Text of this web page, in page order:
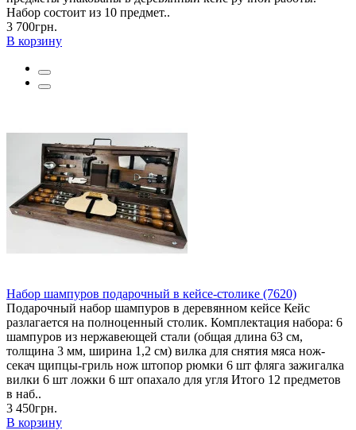
Набор состоит из 10 предмет..
3 700грн.
В корзину
Набор шампуров подарочный в кейсе-столике (7620)
Подарочный набор шампуров в деревянном кейсе Кейс
разлагается на полноценный столик. Комплектация набора: 6
шампуров из нержавеющей стали (общая длина 63 см,
толщина 3 мм, ширина 1,2 см) вилка для снятия мяса нож-
секач щипцы-гриль нож штопор рюмки 6 шт фляга зажигалка
вилки 6 шт ложки 6 шт опахало для угля Итого 12 предметов
в наб..
3 450грн.
В корзину